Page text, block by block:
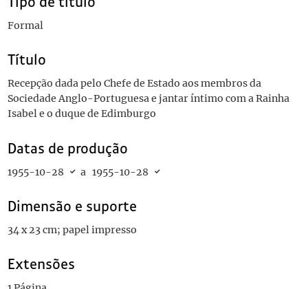
Formal
Título
Recepção dada pelo Chefe de Estado aos membros da
Sociedade Anglo-Portuguesa e jantar íntimo com a Rainha
Isabel e o duque de Edimburgo
Datas de produção
1955-10-28 a 1955-10-28
Dimensão e suporte
34 x 23 cm; papel impresso
Extensões